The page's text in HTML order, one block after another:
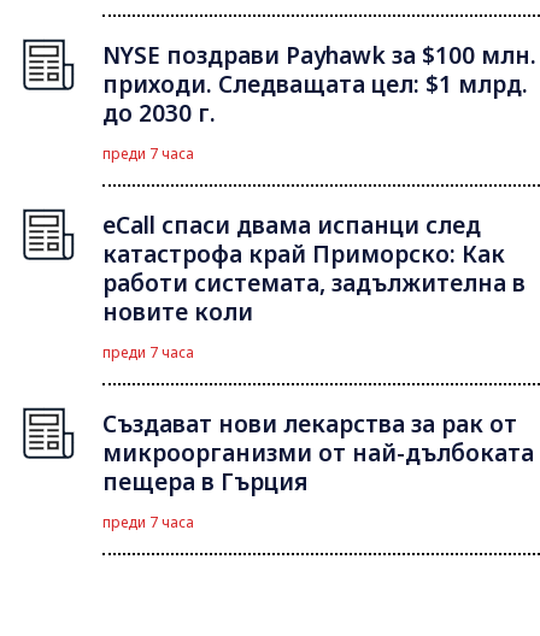
NYSE поздрави Payhawk за $100 млн.
приходи. Следващата цел: $1 млрд.
до 2030 г.
преди 7 часа
eCall спаси двама испанци след
катастрофа край Приморско: Как
работи системата, задължителна в
новите коли
преди 7 часа
Създават нови лекарства за рак от
микроорганизми от най-дълбоката
пещера в Гърция
преди 7 часа